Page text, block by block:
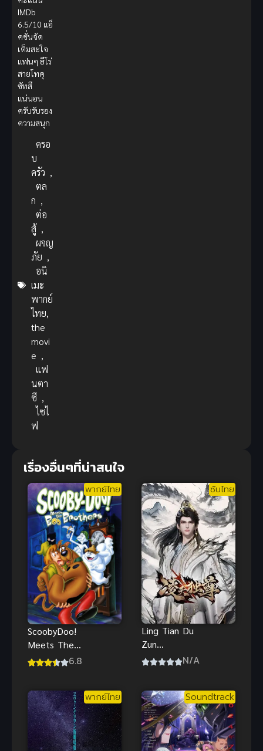
IMDb
6.5/10 แอ็
คชั่นจัด
เต็มสะใจ
แฟนๆ ฮีโร่
สายโทคุ
ซัทสึ
แน่นอน
ครับรับรอง
ความสนุก
ครอ
บ
ครัว ,
ตล
ก ,
ต่อ
สู้ ,
ผจญ
ภัย ,
อนิ
เมะ
พากย์
ไทย,
the
movi
e ,
แฟ
นตา
ซี ,
ไซไ
ฟ
เรื่องอื่นๆที่น่าสนใจ
พากย์ไทย
ScoobyDoo!
Meets The
Boo Brothers
พากย์ไทย
6.8
ซับไทย
Ling Tian Du
Zun
(Supreme
เทียนพลิก
ชะตาสวรรค์
N/A
พากย์ไทย Soundtrack